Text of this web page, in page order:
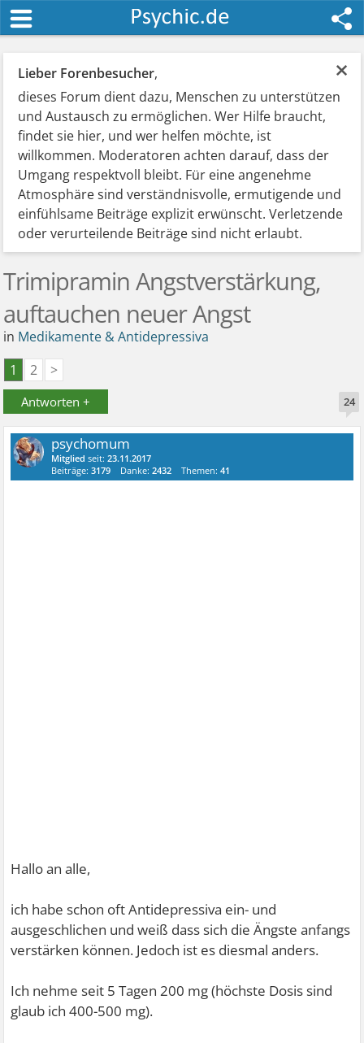
×
Lieber Forenbesucher,
dieses Forum dient dazu, Menschen zu unterstützen
und Austausch zu ermöglichen. Wer Hilfe braucht,
findet sie hier, und wer helfen möchte, ist
willkommen. Moderatoren achten darauf, dass der
Umgang respektvoll bleibt. Für eine angenehme
Atmosphäre sind verständnisvolle, ermutigende und
einfühlsame Beiträge explizit erwünscht. Verletzende
oder verurteilende Beiträge sind nicht erlaubt.
Trimipramin Angstverstärkung,
auftauchen neuer Angst
in Medikamente & Antidepressiva
1
2 >
Antworten + 24
psychomum
Mitglied seit:23.11.2017
Beiträge:3179 Danke:2432 Themen:41
Hallo an alle,
ich habe schon oft Antidepressiva ein- und
ausgeschlichen und weiß dass sich die Ängste anfangs
verstärken können. Jedoch ist es diesmal anders.
Ich nehme seit 5 Tagen 200 mg (höchste Dosis sind
glaub ich 400-500 mg).